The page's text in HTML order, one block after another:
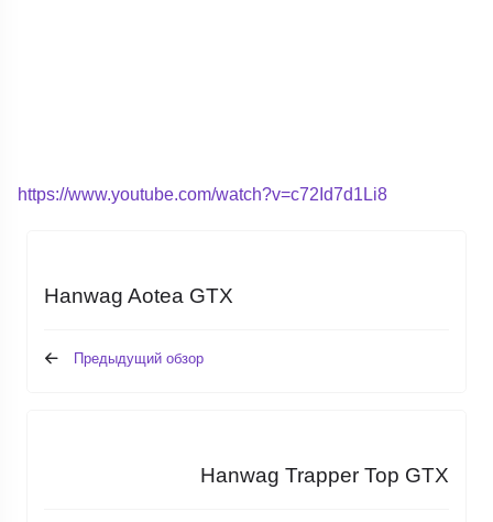
https://www.youtube.com/watch?v=c72Id7d1Li8
Hanwag Aotea GTX
Предыдущий обзор
Hanwag Trapper Top GTX